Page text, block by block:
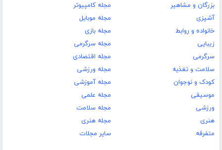
بزرگان و مشاهیر
آشپزی
خانواده و روابط
زیبایی
سرگرمی
سلامت و تغذیه
کودک و نوجوان
موسیقی
ورزشی
هنری
متفرقه
مجله کامپیوتر
مجله موبایل
مجله بازی
مجله سرگرمی
مجله اقتصادی
مجله ورزشی
مجله آموزشی
مجله علمی
مجله سلامت
مجله هنری
سایر مجلات